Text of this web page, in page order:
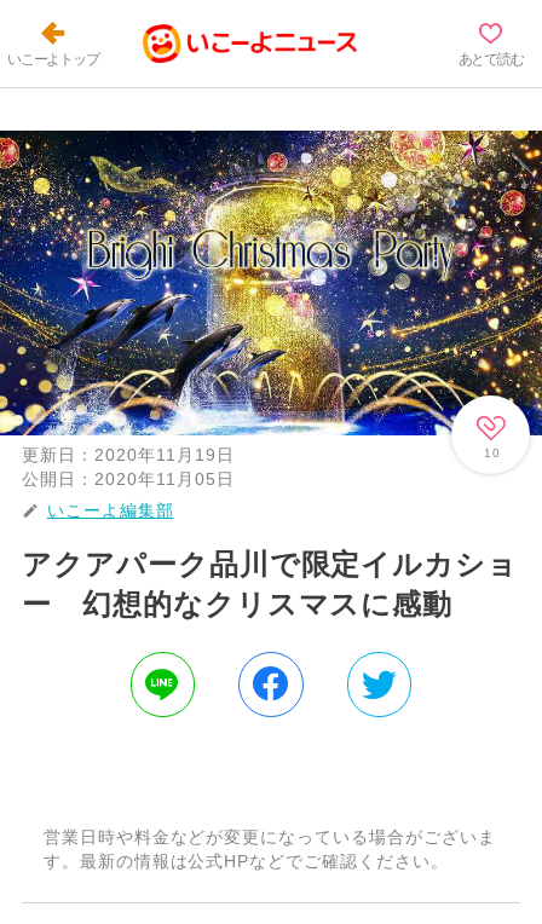
いこーよトップ あとで読む
10
更新日： 2020年11月19日
公開日： 2020年11月05日
いこーよ編集部
アクアパーク品川で限定イルカショ
ー 幻想的なクリスマスに感動
営業日時や料金などが変更になっている場合がございま
す。最新の情報は公式HPなどでご確認ください。